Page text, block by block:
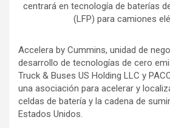
centrará en tecnología de baterías
(LFP) para camiones
Accelera by Cummins, unidad de
desarrollo de tecnologías de cero
Truck & Buses US Holding LLC y
una asociación para acelerar y
celdas de batería y la cadena de
Estados Unidos.